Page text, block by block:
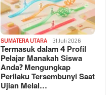
SUMATERA UTARA 31 Juli 2026
Termasuk dalam 4 Profil
Pelajar Manakah Siswa
Anda? Mengungkap
Perilaku Tersembunyi Saat
Ujian Melal…